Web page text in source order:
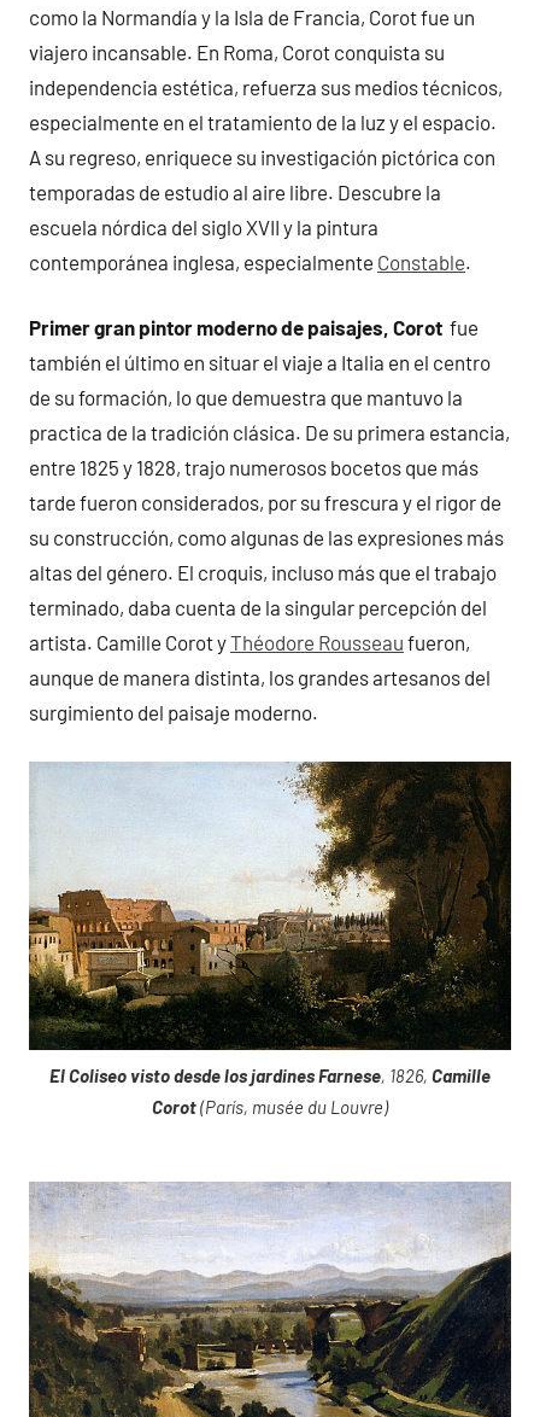
como la Normandía y la Isla de Francia, Corot fue un
viajero incansable. En Roma, Corot conquista su
independencia estética, refuerza sus medios técnicos,
especialmente en el tratamiento de la luz y el espacio.
A su regreso, enriquece su investigación pictórica con
temporadas de estudio al aire libre. Descubre la
escuela nórdica del siglo XVII y la pintura
contemporánea inglesa, especialmente Constable.
Primer gran pintor moderno de paisajes, Corot fue
también el último en situar el viaje a Italia en el centro
de su formación, lo que demuestra que mantuvo la
practica de la tradición clásica. De su primera estancia,
entre 1825 y 1828, trajo numerosos bocetos que más
tarde fueron considerados, por su frescura y el rigor de
su construcción, como algunas de las expresiones más
altas del género. El croquis, incluso más que el trabajo
terminado, daba cuenta de la singular percepción del
artista. Camille Corot yThéodore Rousseau fueron,
aunque de manera distinta, los grandes artesanos del
surgimiento del paisaje moderno.
El Coliseo visto desde los jardines Farnese, 1826, Camille
Corot(París, musée du Louvre)